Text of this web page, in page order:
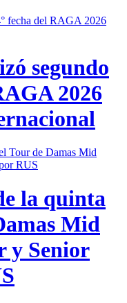
segundo
2026
la quinta
Mid
y Senior